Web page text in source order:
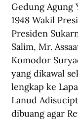
Gedung Agung
1948 Wakil
Presiden
Salim, Mr.
Komodor
yang dikawal
lengkap ke
Lanud
dibuang agar